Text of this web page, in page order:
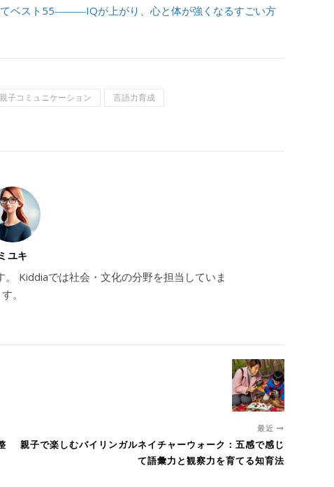
ベスト55―――IQが上がり、心と体が強くなるすごい方
親子コミュニケーション 言語力育成
ミユキ
Kiddiaでは社会・文化の分野を担当していま
す。
最近
親子で楽しむバイリンガルネイチャーウォーク：五感で感じ
て語彙力と観察力を育てる知育法